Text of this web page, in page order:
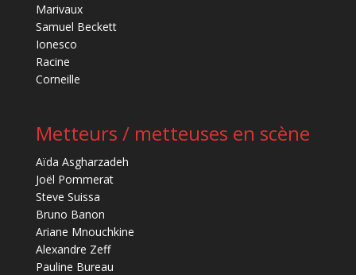
Marivaux
Samuel Beckett
Ionesco
Racine
Corneille
Metteurs / metteuses en scène
Aïda Asgharzadeh
Joël Pommerat
Steve Suissa
Bruno Banon
Ariane Mnouchkine
Alexandre Zeff
Pauline Bureau